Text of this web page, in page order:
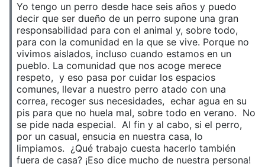
Yo tengo un perro desde hace seis años y puedo
decir que ser dueño de un perro supone una gran
responsabilidad para con el animal y, sobre todo,
para con la comunidad en la que se vive. Porque no
vivimos aislados, incluso cuando estamos en un
pueblo. La comunidad que nos acoge merece
respeto, y eso pasa por cuidar los espacios
comunes, llevar a nuestro perro atado con una
correa, recoger sus necesidades, echar agua en su
pis para que no huela mal, sobre todo en verano. No
se pide nada especial. Al fin y al cabo, si el perro,
por un casual, ensucia en nuestra casa, lo
limpiamos. ¿Qué trabajo cuesta hacerlo también
fuera de casa? ¡Eso dice mucho de nuestra persona!